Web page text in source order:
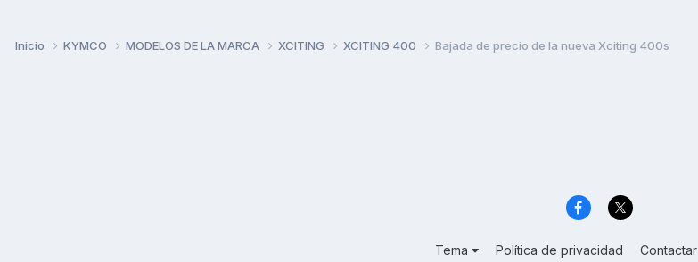
Inicio KYMCO MODELOS DE LA MARCA XCITING XCITING 400 Bajada de precio de la nueva Xciting 400s
Tema Política de privacidad Contactar